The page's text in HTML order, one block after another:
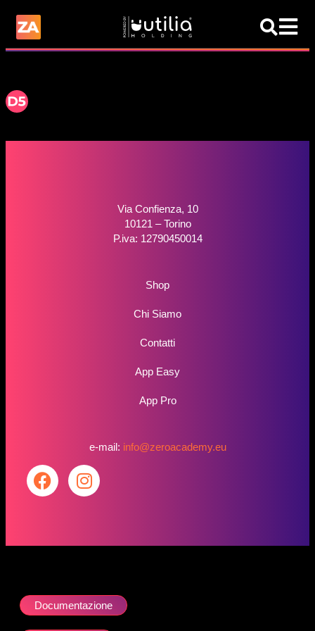
Via Confienza, 10
10121 – Torino
P.iva: 12790450014
Shop
Chi Siamo
Contatti
App Easy
App Pro
e-mail: info@zeroacademy.eu
Documentazione